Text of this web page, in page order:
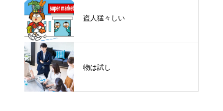
盗人猛々しい
物は試し